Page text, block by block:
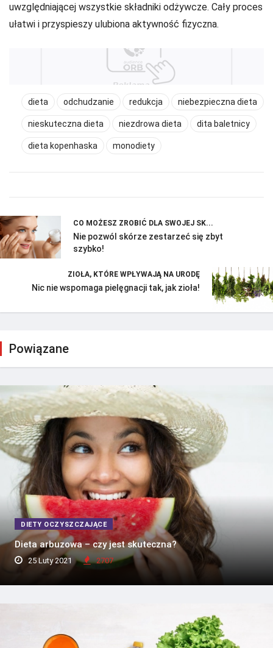
uwzględniającej wszystkie składniki odżywcze. Cały proces
ułatwi i przyspieszy ulubiona aktywność fizyczna.
dieta odchudzanie redukcja niebezpieczna dieta
nieskuteczna dieta niezdrowa dieta dita baletnicy
dieta kopenhaska monodiety
CO MOŻESZ ZROBIĆ DLA SWOJEJ SK...
Nie pozwól skórze zestarzeć się zbyt
szybko!
ZIOŁA, KTÓRE WPŁYWAJĄ NA URODĘ
Nic nie wspomaga pielęgnacji tak, jak zioła!
Powiązane
DIETY OCZYSZCZAJĄCE
Dieta arbuzowa – czy jest skuteczna?
25 Luty 2021 2707